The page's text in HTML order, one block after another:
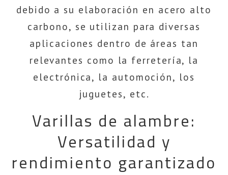
debido a su elaboración en acero alto
carbono, se utilizan para diversas
aplicaciones dentro de áreas tan
relevantes como la ferretería, la
electrónica, la automoción, los
juguetes, etc.
Varillas de alambre:
Versatilidad y
rendimiento garantizado